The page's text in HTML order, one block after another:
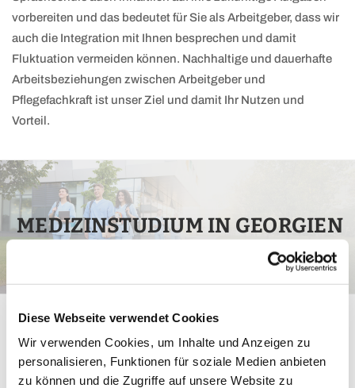
Diese Webseite verwendet Cookies
Wir verwenden Cookies, um Inhalte und Anzeigen zu
personalisieren, Funktionen für soziale Medien anbieten
zu können und die Zugriffe auf unsere Website zu
vorbereiten und das bedeutet für Sie als Arbeitgeber, dass wir
auch die Integration mit Ihnen besprechen und damit
Fluktuation vermeiden können. Nachhaltige und dauerhafte
Arbeitsbeziehungen zwischen Arbeitgeber und
Pflegefachkraft ist unser Ziel und damit Ihr Nutzen und
Vorteil.
MEDIZINSTUDIUM IN GEORGIEN
Ihr Weg zu einer internationalen
Karriere in der Medizin